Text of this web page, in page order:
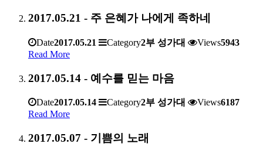
2017.05.21 - 주 은혜가 나에게 족하네
Date2017.05.21 Category2부 성가대 Views5943
Read More
2017.05.14 - 예수를 믿는 마음
Date2017.05.14 Category2부 성가대 Views6187
Read More
2017.05.07 - 기쁨의 노래